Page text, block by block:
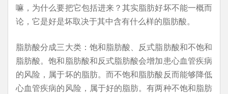
嘛，为什么要把它包括进来？其实脂肪好坏不能一概而
论，它是好是坏取决于其中含有什么样的脂肪酸。
脂肪酸分成三大类：饱和脂肪酸、反式脂肪酸和不饱和
脂肪酸。饱和脂肪酸和反式脂肪酸会增加患心血管疾病
的风险，属于坏的脂肪。而不饱和脂肪酸反而能够降低
心血管疾病的风险，属于好的脂肪。有两种不饱和脂肪